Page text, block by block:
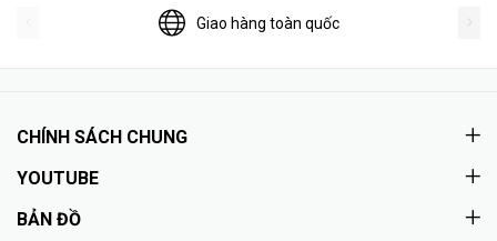
Giao hàng toàn quốc
CHÍNH SÁCH CHUNG
YOUTUBE
BẢN ĐỒ